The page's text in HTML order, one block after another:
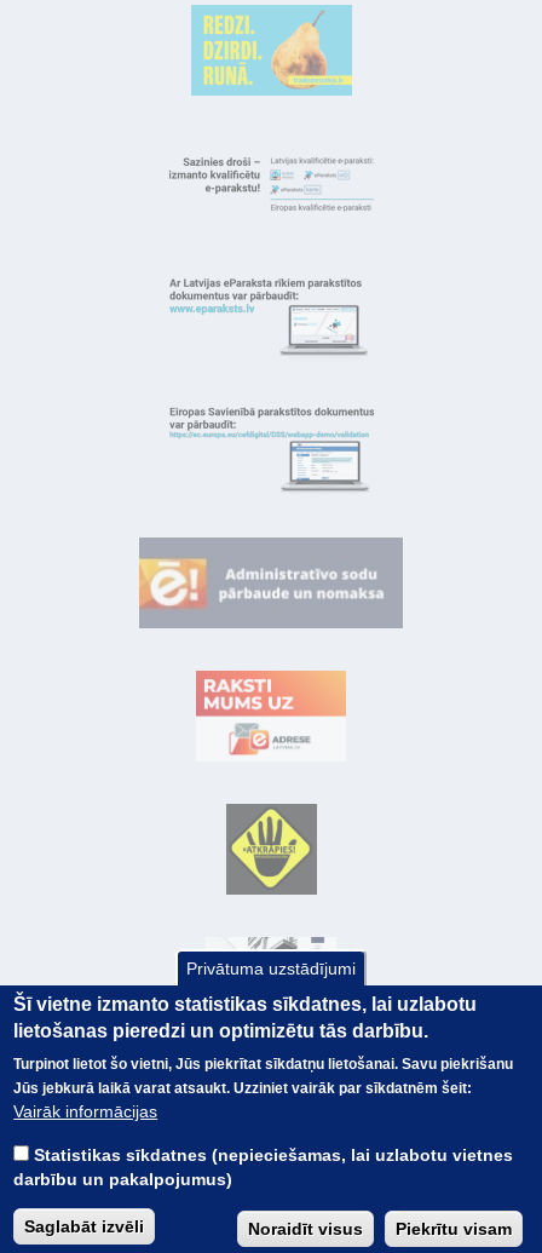
© Valsts kase 2017
Visas tiesības
EK GRĀMATVEDĪBAS KURSS
TERMINI
BUJ
PIEKĻŪSTAMĪBAS PAZIŅOJUMS
Privātuma uzstādījumi
Šī vietne izmanto statistikas sīkdatnes, lai uzlabotu
lietošanas pieredzi un optimizētu tās darbību.
Turpinot lietot šo vietni, Jūs piekrītat sīkdatņu lietošanai. Savu piekrišanu
Jūs jebkurā laikā varat atsaukt. Uzziniet vairāk par sīkdatnēm šeit:
Vairāk informācijas
Statistikas sīkdatnes (nepieciešamas, lai uzlabotu vietnes
darbību un pakalpojumus)
Saglabāt izvēli Noraidīt visus Piekrītu visam